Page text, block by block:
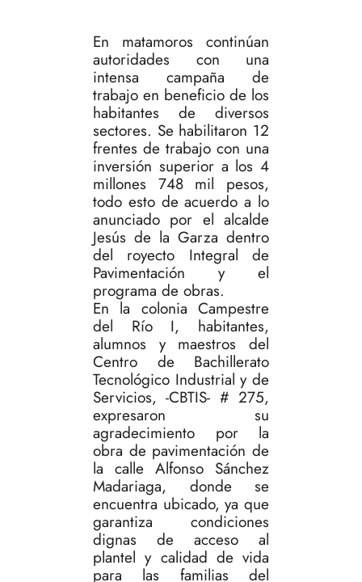
En matamoros continúan
autoridades con una
intensa campaña de
trabajo en beneficio de los
habitantes de diversos
sectores. Se habilitaron 12
frentes de trabajo con una
inversión superior a los 4
millones 748 mil pesos,
todo esto de acuerdo a lo
anunciado por el alcalde
Jesús de la Garza dentro
del royecto Integral de
Pavimentación y el
programa de obras.
En la colonia Campestre
del Río I, habitantes,
alumnos y maestros del
Centro de Bachillerato
Tecnológico Industrial y de
Servicios, -CBTIS- # 275,
expresaron su
agradecimiento por la
obra de pavimentación de
la calle Alfonso Sánchez
Madariaga, donde se
encuentra ubicado, ya que
garantiza condiciones
dignas de acceso al
plantel y calidad de vida
para las familias del